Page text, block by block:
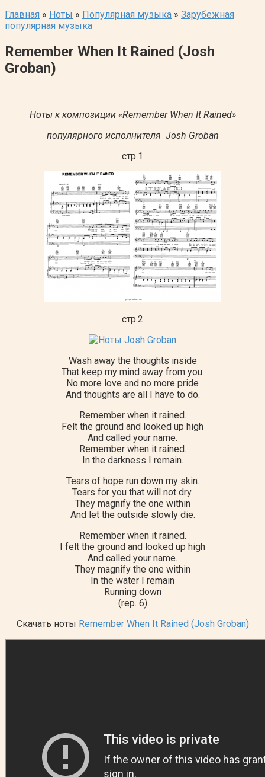
Главная » Ноты » Популярная музыка » Зарубежная
популярная музыка
Remember When It Rained (Josh
Groban)
Ноты к композиции «Remember When It Rained»
популярного исполнителя Josh Groban
стр.1
стр.2
Wash away the thoughts inside
That keep my mind away from you.
No more love and no more pride
And thoughts are all I have to do.
Remember when it rained.
Felt the ground and looked up high
And called your name.
Remember when it rained.
In the darkness I remain.
Tears of hope run down my skin.
Tears for you that will not dry.
They magnify the one within
And let the outside slowly die.
Remember when it rained.
I felt the ground and looked up high
And called your name.
They magnify the one within
In the water I remain
Running down
(rep. 6)
Скачать ноты Remember When It Rained (Josh Groban)